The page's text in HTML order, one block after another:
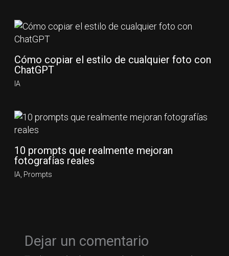
Cómo copiar el estilo de cualquier foto con
ChatGPT
IA
10 prompts que realmente mejoran
fotografías reales
IA Prompts
Dejar un comentario